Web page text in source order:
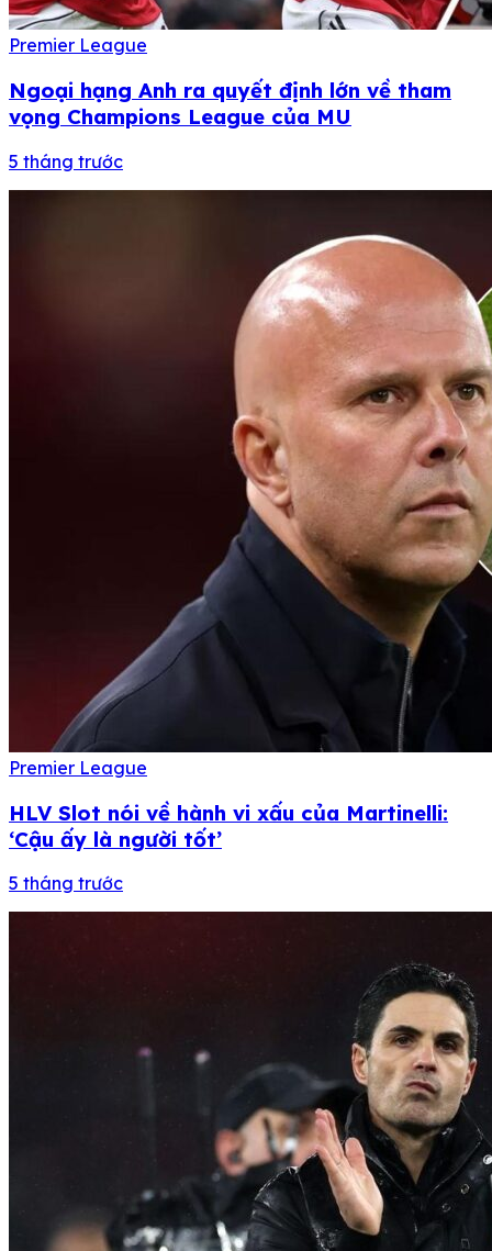
Premier League
Ngoại hạng Anh ra quyết định lớn về tham
vọng Champions League của MU
5 tháng trước
Premier League
HLV Slot nói về hành vi xấu của Martinelli:
‘Cậu ấy là người tốt’
5 tháng trước